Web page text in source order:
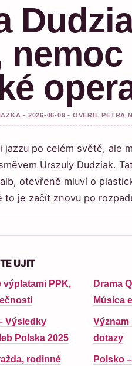
• 2026-06-09 • OVERIL PETRA
jazzu po celém světě, ale
Urszuly Dudziak.
otevřeně mluví o
to je začít znovu po
UJIT
výplatami PPK,
Drama
Música
Výsledky
Polska 2025
Význam
dotazy
rodinné
Polsko